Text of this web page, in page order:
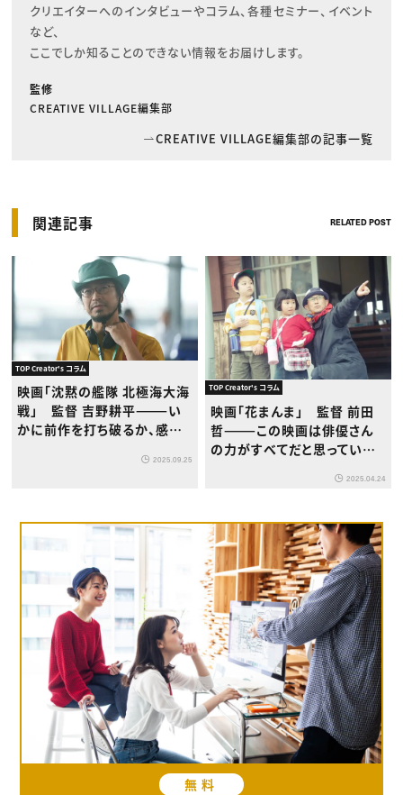
クリエイターへのインタビューやコラム、各種セミナー、イベント
など、
ここでしか知ることのできない情報をお届けします。
監修
CREATIVE VILLAGE編集部
CREATIVE VILLAGE編集部の記事一覧
関連記事 RELATED POST
TOP Creator's コラム
映画「沈黙の艦隊 北極海大海
戦」 監督 吉野耕平———い
かに前作を打ち破るか、感情
2025.09.25
TOP Creator's コラム
映画「花まんま」 監督 前田
哲———この映画は俳優さん
の力がすべてだと思っていま
2025.04.24
無料